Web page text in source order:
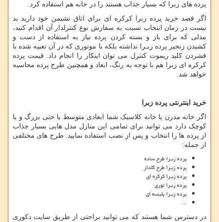
پرده های زبرا که بسیار جذاب هستند را در خانه هم استفاده کرد.
اگر قصد خرید پرده زبرا کرکره ای برای اتاق نشیمن خود دارید بد
نیست در زمان انتخاب نسبت به سفارش نوع کنترلدار آن اقدام کنید،
مدلی که برای باز و بسته کردن پرده نیاز به استفاده از دست و
کشیدن زنجیر پرده زبـرا نداشته بلکه با موتوری که در آن تعبیه شده با
فشردن کلید ریموت کنترل می توان اینکار را انجام داد. قیمت پرده
کرکره ای زبرا هم با توجه به رنگ، ابعاد و همچنین طرح پرده محاسبه
خواهد شد.
خرید اینترنتی پرده زبرا
اگر خانه مدرن یا خانه کلاسیک شما ابعادی متوسط یا حتی بزرگ و یا
کوچک دارد می توانید برای تمامی این منازل مدل هایی بسیار جذاب
از پرده ها را انتخاب و پس از نصب استفاده نمایید. طرح های مختلفی
از جمله:
پرده زبـرا طرح ساده
پرده زبـرا طرح گلدار
پرده زبـرا کرکره ای
پرده زبـرا توری
پرده زبـرا پلیسه ای
...
در دسترس شما هستند که می توانید براحتی از طریق سایت دکوری